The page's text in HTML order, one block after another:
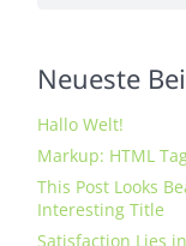
Neueste
Hallo Welt!
Markup: HTML
This Post Looks
Interesting Title
Satisfaction Lies